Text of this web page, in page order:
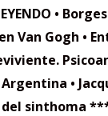
•
Van Gogh •
P
Argentina •
del sinthoma